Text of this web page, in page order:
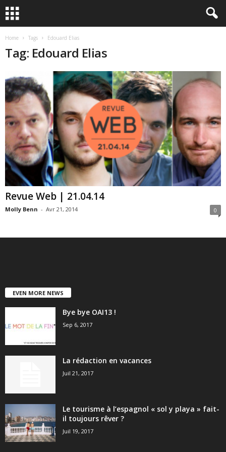
Home Tags Edouard Elias
Tag: Edouard Elias
Revue Web | 21.04.14
Molly Benn - Avr 21, 2014 0
EVEN MORE NEWS
Bye bye OAI13 !
Sep 6, 2017
La rédaction en vacances
Juil 21, 2017
Le tourisme à l’espagnol « sol y playa » fait-
il toujours rêver ?
Juil 19, 2017